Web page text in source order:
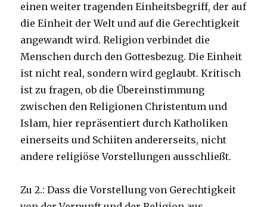
einen weiter tragenden Einheitsbegriff, der auf
die Einheit der Welt und auf die Gerechtigkeit
angewandt wird. Religion verbindet die
Menschen durch den Gottesbezug. Die Einheit
ist nicht real, sondern wird geglaubt. Kritisch
ist zu fragen, ob die Übereinstimmung
zwischen den Religionen Christentum und
Islam, hier repräsentiert durch Katholiken
einerseits und Schiiten andererseits, nicht
andere religiöse Vorstellungen ausschließt.
Zu 2.: Dass die Vorstellung von Gerechtigkeit